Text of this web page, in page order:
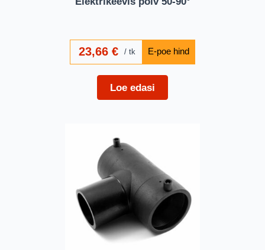
23,66 € tk
Loe edasi